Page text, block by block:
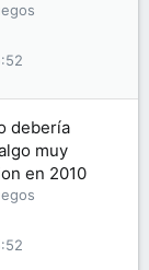
debería
muy
en 2010